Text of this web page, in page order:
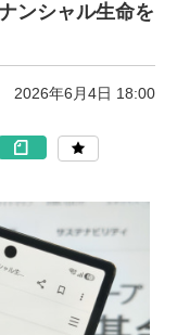
ンシャル生命を
2026年6月4日 18:00